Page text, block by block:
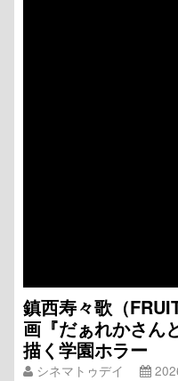
鎮西寿々歌（
画『だぁれかさん
描く学園ホラー
シネマトゥデイ